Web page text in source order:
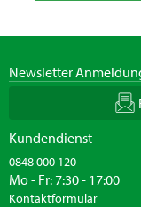
Newsletter
Kundendienst
0848 000 120
Mo - Fr: 7:30 - 17:00
Kontaktformular